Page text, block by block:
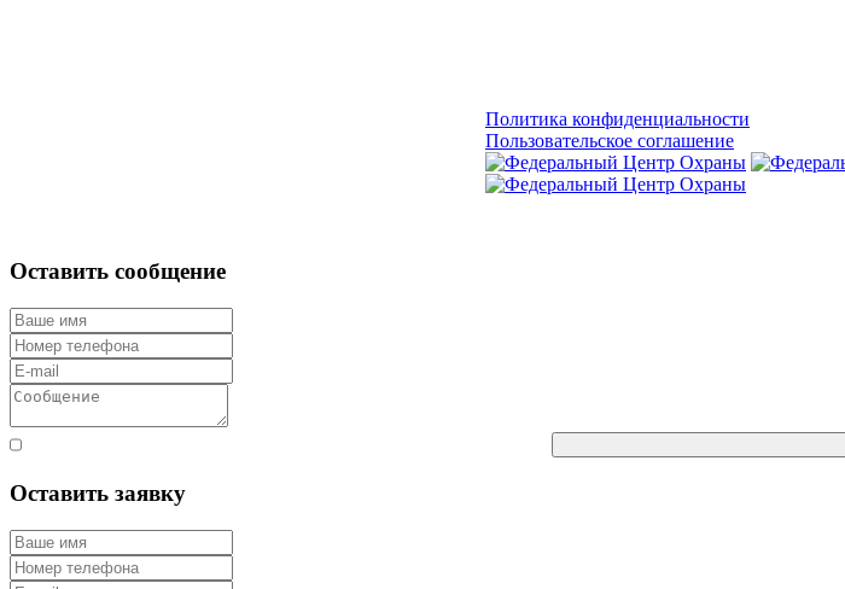
Политика конфиденциальности
Пользовательское соглашение
Оставить сообщение
Оставить заявку